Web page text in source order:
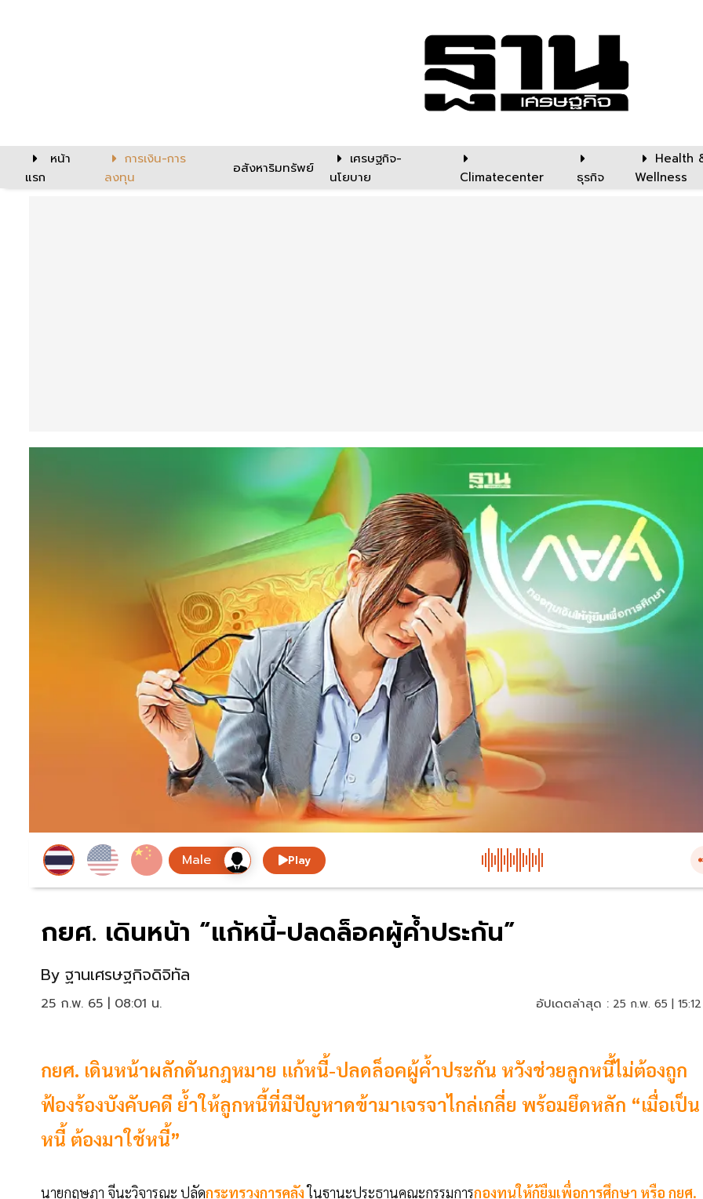
หน้า
แรก
การเงิน-การ
ลงทุน
อสังหาริมทรัพย์
เศรษฐกิจ-
นโยบาย
Climatecenter ธุรกิจ
Health
Wellness
Play
กยศ. เดินหน้า “แก้หนี้-ปลดล็อคผู้ค้ำประกัน”
By ฐานเศรษฐกิจดิจิทัล
25 ก.พ. 65 | 08:01 น. อัปเดตล่าสุด : 25 ก.พ. 65 |
กยศ. เดินหน้าผลักดันกฎหมาย แก้หนี้-ปลดล็อคผู้ค้ำประกัน หวังช่วยลูกหนี้ไม่ต้องถูก
ฟ้องร้องบังคับคดี ย้ำให้ลูกหนี้ที่มีปัญหาดข้ามาเจรจาไกล่เกลี่ย พร้อมยึดหลัก “เมื่อเป็น
หนี้ ต้องมาใช้หนี้”
นายกฤษฎา จีนะวิจารณะ ปลัดกระทรวงการคลังในฐานะประธานคณะกรรมการกองทุนให้กู้ยืมเพื่อการศึกษา หรือ กยศ.